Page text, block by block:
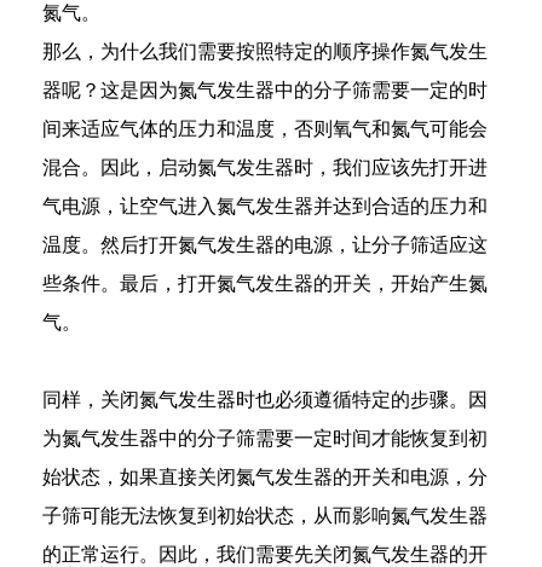
氮气。
那么，为什么我们需要按照特定的顺序操作氮气发生
器呢？这是因为氮气发生器中的分子筛需要一定的时
间来适应气体的压力和温度，否则氧气和氮气可能会
混合。因此，启动氮气发生器时，我们应该先打开进
气电源，让空气进入氮气发生器并达到合适的压力和
温度。然后打开氮气发生器的电源，让分子筛适应这
些条件。最后，打开氮气发生器的开关，开始产生氮
气。
同样，关闭氮气发生器时也必须遵循特定的步骤。因
为氮气发生器中的分子筛需要一定时间才能恢复到初
始状态，如果直接关闭氮气发生器的开关和电源，分
子筛可能无法恢复到初始状态，从而影响氮气发生器
的正常运行。因此，我们需要先关闭氮气发生器的开